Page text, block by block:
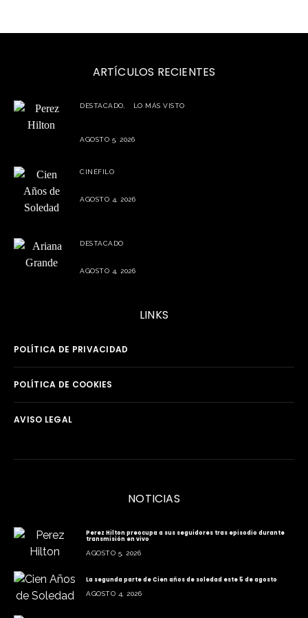
ARTÍCULOS RECIENTES
DESTACADO
LO MÁS VISTO
AGOSTO 5, 2026
CINÉFILO
AGOSTO 4, 2026
DESTACADO
AGOSTO 4, 2026
LINKS
POLÍTICA DE PRIVACIDAD
POLÍTICA DE COOKIES
AVISO LEGAL
NOTICIAS
Perez Hilton preocupa a sus seguidores tras episodio durante
transmisión en vivo
AGOSTO 5, 2026
La segunda parte de Cien años de soledad este 5 de agosto
AGOSTO 4, 2026